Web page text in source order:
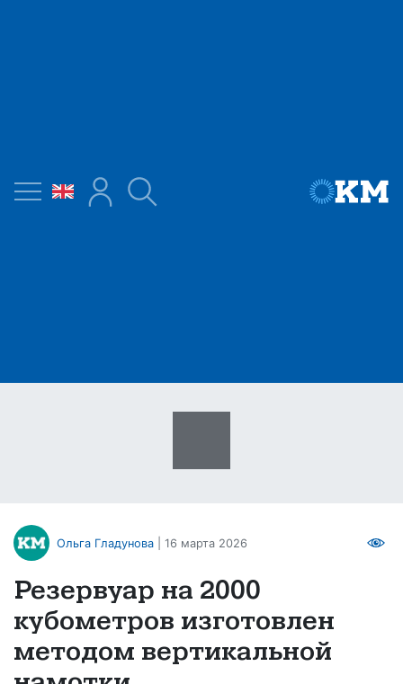
Ольга Гладунова | 16 марта 2026
Резервуар на 2000
кубометров изготовлен
методом вертикальной